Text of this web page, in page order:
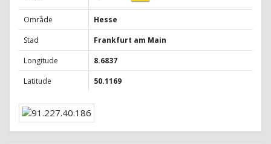
Område
Hesse
Stad
Frankfurt am Main
Longitude
8.6837
Latitude
50.1169